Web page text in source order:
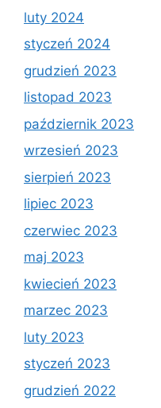
luty 2024
styczeń 2024
grudzień 2023
listopad 2023
październik 2023
wrzesień 2023
sierpień 2023
lipiec 2023
czerwiec 2023
maj 2023
kwiecień 2023
marzec 2023
luty 2023
styczeń 2023
grudzień 2022